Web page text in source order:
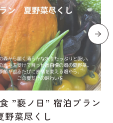
褻ノ日” 宿泊プラン
菜尽くし